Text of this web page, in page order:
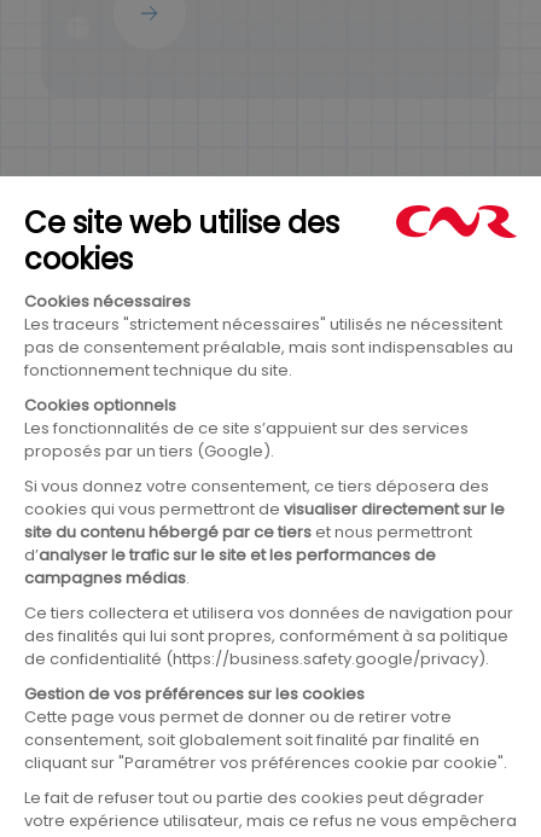
Apprendre en jouant
DECOUVRIR
LES ÉNERGIES RENOUVELABLES